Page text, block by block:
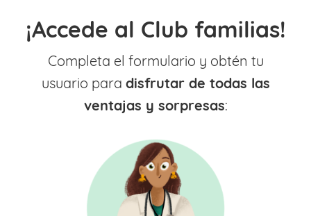
¡Accede al Club familias!
Completa el formulario y obtén tu
usuario para disfrutar de todas las
ventajas y sorpresas: